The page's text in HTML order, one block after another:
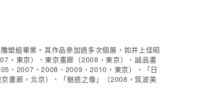
塑組畢業。其作品參加過多次個展，如井上佳昭
，東京）、東京畫廊（2008，東京）、誠品畫
、2007、2008、2009、2010，東京）、「日
畫廊，北京）、「魅惑之像」（2008，筑波美